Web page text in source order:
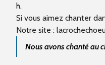
h.
Si vous aimez chanter
Notre site :
Nous avons chanté au